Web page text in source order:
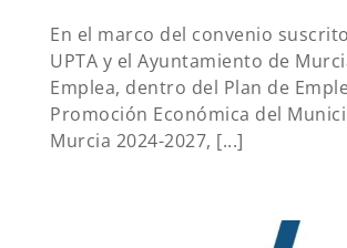
En el marco del convenio
UPTA y el Ayuntamiento de
Emplea, dentro del Plan de
Promoción Económica del
Murcia 2024-2027, [...]